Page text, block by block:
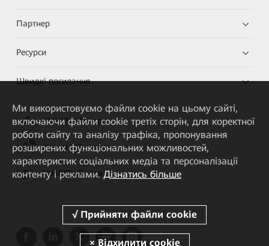
Партнер
Ресурси
Швидкі посилання
HUAWEI eKit App
Huawei HiKnow App
HUAWEI eFly App
Ми використовуємо файли cookie на цьому сайті,
включаючи файли cookie третіх сторін, для коректної
роботи сайту та аналізу трафіка, пропонування
розширених функціональних можливостей,
характеристик соціальних медіа та персоналізації
контенту і реклами. Дізнатись більше